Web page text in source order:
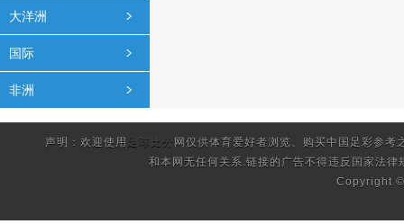
大洋洲
国际
非洲
声明：欢迎使用 足球比分 网仅供体育爱好者浏览、购买中国足彩参
和本网无任何关系.链接的广告不得违反国家法律
Copyright